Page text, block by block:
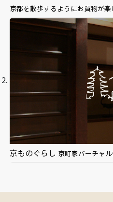
京都を散歩するようにお買物が楽
京ものぐらし 京町家バーチャ